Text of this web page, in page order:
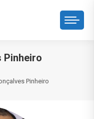
Pinheiro
Pinheiro